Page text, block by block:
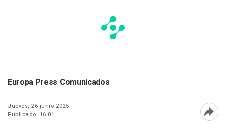
Europa Press Comunicados
Jueves, 26 junio 2025
Publicado: 16:01